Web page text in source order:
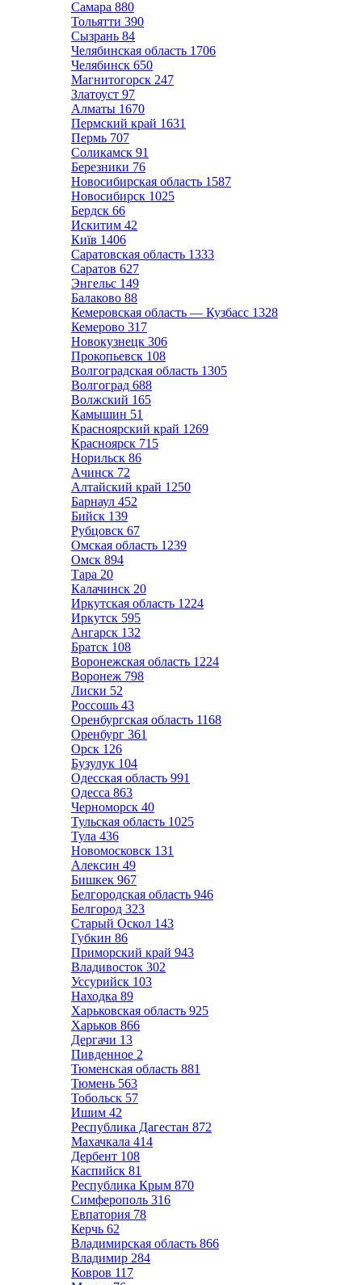
Самара 880
Тольятти 390
Сызрань 84
Челябинская область 1706
Челябинск 650
Магнитогорск 247
Златоуст 97
Алматы 1670
Пермский край 1631
Пермь 707
Соликамск 91
Березники 76
Новосибирская область 1587
Новосибирск 1025
Бердск 66
Искитим 42
Київ 1406
Саратовская область 1333
Саратов 627
Энгельс 149
Балаково 88
Кемеровская область — Кузбасс 1328
Кемерово 317
Новокузнецк 306
Прокопьевск 108
Волгоградская область 1305
Волгоград 688
Волжский 165
Камышин 51
Красноярский край 1269
Красноярск 715
Норильск 86
Ачинск 72
Алтайский край 1250
Барнаул 452
Бийск 139
Рубцовск 67
Омская область 1239
Омск 894
Тара 20
Калачинск 20
Иркутская область 1224
Иркутск 595
Ангарск 132
Братск 108
Воронежская область 1224
Воронеж 798
Лиски 52
Россошь 43
Оренбургская область 1168
Оренбург 361
Орск 126
Бузулук 104
Одесская область 991
Одесса 863
Черноморск 40
Тульская область 1025
Тула 436
Новомосковск 131
Алексин 49
Бишкек 967
Белгородская область 946
Белгород 323
Старый Оскол 143
Губкин 86
Приморский край 943
Владивосток 302
Уссурийск 103
Находка 89
Харьковская область 925
Харьков 866
Дергачи 13
Пивденное 2
Тюменская область 881
Тюмень 563
Тобольск 57
Ишим 42
Республика Дагестан 872
Махачкала 414
Дербент 108
Каспийск 81
Республика Крым 870
Симферополь 316
Евпатория 78
Керчь 62
Владимирская область 866
Владимир 284
Ковров 117